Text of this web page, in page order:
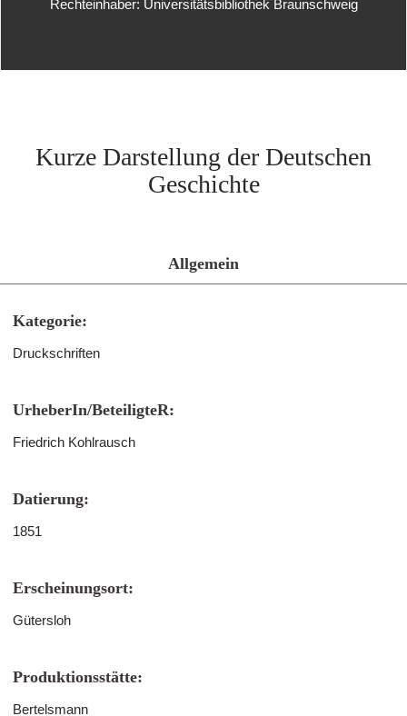
Rechteinhaber: Universitätsbibliothek Braunschweig
Kurze Darstellung der Deutschen
Geschichte
Allgemein
Kategorie:
Druckschriften
UrheberIn/BeteiligteR:
Friedrich Kohlrausch
Datierung:
1851
Erscheinungsort:
Gütersloh
Produktionsstätte:
Bertelsmann